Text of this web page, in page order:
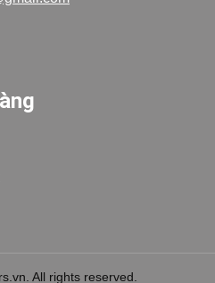
All rights reserved.